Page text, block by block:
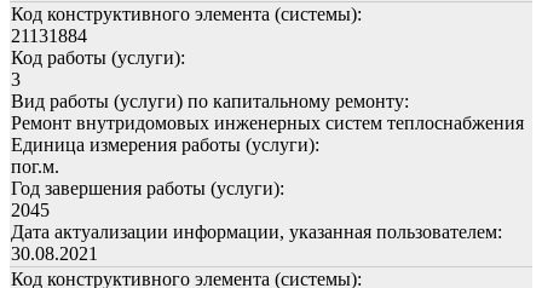
Код конструктивного элемента (системы):
21131884
Код работы (услуги):
3
Вид работы (услуги) по капитальному ремонту:
Ремонт внутридомовых инженерных систем теплоснабжения
Единица измерения работы (услуги):
пог.м.
Год завершения работы (услуги):
2045
Дата актуализации информации, указанная пользователем:
30.08.2021
Код конструктивного элемента (системы):